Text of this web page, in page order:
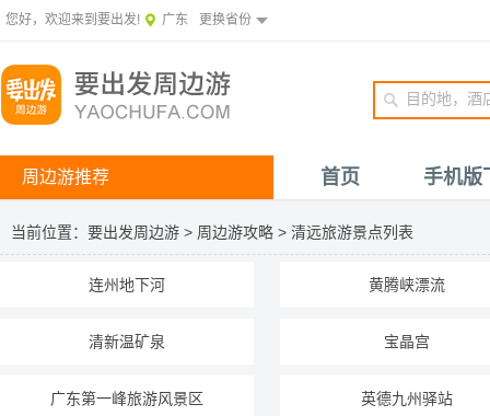
您好，欢迎来到要出发! 广东 更换省份
周边游推荐 首页 手机版
当前位置： 要出发周边游 > 周边游攻略 > 清远旅游景点列表
连州地下河 黄腾峡漂流
清新温矿泉 宝晶宫
广东第一峰旅游风景区 英德九州驿站